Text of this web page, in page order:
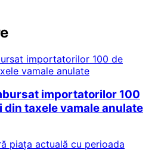
importatorilor 100
din taxele vamale anulate